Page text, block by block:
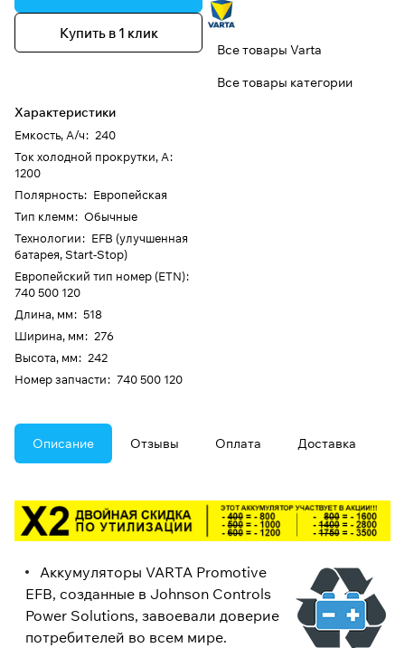
Купить в 1 клик
Характеристики
Емкость, А/ч: 240
Ток холодной прокрутки, А:
1200
Полярность: Европейская
Тип клемм: Обычные
Технологии: EFB (улучшенная
батарея, Start-Stop)
Европейский тип номер (ETN):
740 500 120
Длина, мм: 518
Ширина, мм: 276
Высота, мм: 242
Номер запчасти: 740 500 120
Все товары Varta
Все товары категории
Описание Отзывы Оплата Доставка
Аккумуляторы VARTA Promotive
EFB, созданные в Johnson Controls
Power Solutions, завоевали доверие
потребителей во всем мире.